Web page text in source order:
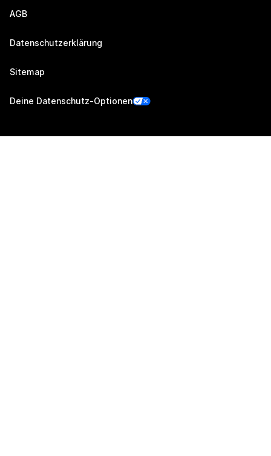
AGB
Datenschutzerklärung
Sitemap
Deine Datenschutz-Optionen